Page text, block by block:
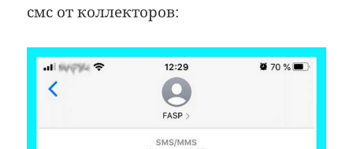
смс от коллекторов: